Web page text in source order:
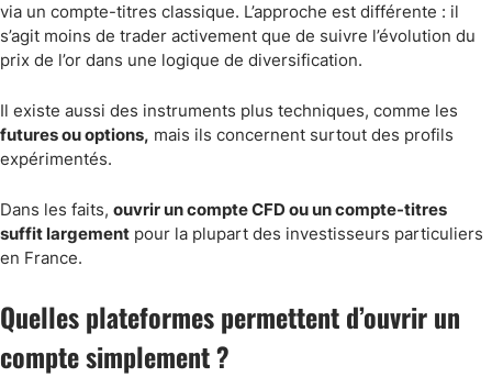
via un compte-titres classique. L’approche est différente : il
s’agit moins de trader activement que de suivre l’évolution du
prix de l’or dans une logique de diversification.
Il existe aussi des instruments plus techniques, comme les
futures ou options, mais ils concernent surtout des profils
expérimentés.
Dans les faits, ouvrir un compte CFD ou un compte-titres
suffit largement pour la plupart des investisseurs particuliers
en France.
Quelles plateformes permettent d’ouvrir un
compte simplement ?